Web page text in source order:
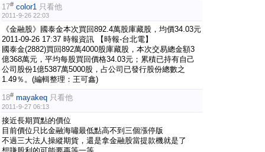
17# color1 只看他
2011-9-26 22:03
《金融股》國泰金本次買回892.4萬股庫藏股，均價34.03元
2011-09-26 17:37 時報資訊 【時報-台北電】
國泰金(2882)買回892萬4000股庫藏股，本次交易總金額3
億368萬元，平均每股買回價格34.03元；累積已持有自己
公司股份1億5387萬5000股，占公司已發行股份總數之
1.49％。(編輯整理：王可鑫)
18# mayakeq 只看他
2011-9-27 06:13
接近長期買點的價位
目前價位只比金融海嘯最低點高不到三個漲停版
不過三大法人操縱期貨，還是拿金融股當提款機就是了